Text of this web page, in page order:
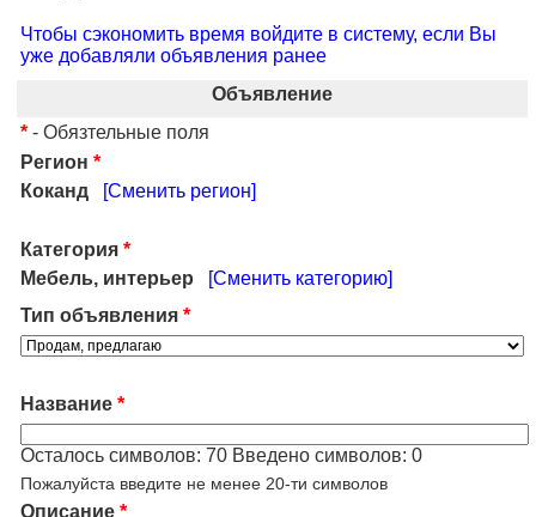
Чтобы сэкономить время войдите в систему, если Вы
уже добавляли объявления ранее
Объявление
* - Обязтельные поля
Регион *
Коканд
[Сменить регион]
Категория *
Мебель, интерьер
[Сменить категорию]
Тип объявления *
Название *
Осталось символов: 70 Введено символов: 0
Пожалуйста введите не менее 20-ти символов
Описание *